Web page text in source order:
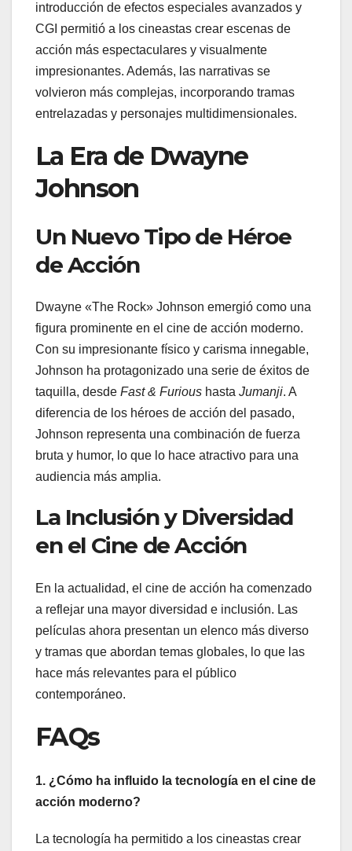
introducción de efectos especiales avanzados y
CGI permitió a los cineastas crear escenas de
acción más espectaculares y visualmente
impresionantes. Además, las narrativas se
volvieron más complejas, incorporando tramas
entrelazadas y personajes multidimensionales.
La Era de Dwayne
Johnson
Un Nuevo Tipo de Héroe
de Acción
Dwayne «The Rock» Johnson emergió como una
figura prominente en el cine de acción moderno.
Con su impresionante físico y carisma innegable,
Johnson ha protagonizado una serie de éxitos de
taquilla, desde Fast & Furious hasta Jumanji. A
diferencia de los héroes de acción del pasado,
Johnson representa una combinación de fuerza
bruta y humor, lo que lo hace atractivo para una
audiencia más amplia.
La Inclusión y Diversidad
en el Cine de Acción
En la actualidad, el cine de acción ha comenzado
a reflejar una mayor diversidad e inclusión. Las
películas ahora presentan un elenco más diverso
y tramas que abordan temas globales, lo que las
hace más relevantes para el público
contemporáneo.
FAQs
1. ¿Cómo ha influido la tecnología en el cine de
acción moderno?
La tecnología ha permitido a los cineastas crear